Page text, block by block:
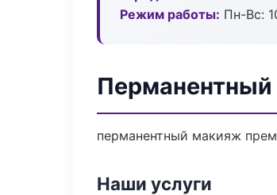
Режим работы: Пн-Вс:
Перманентный
перманентный макияж
Наши услуги